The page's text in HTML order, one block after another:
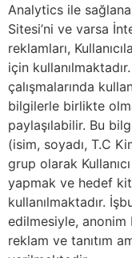
Analytics ile
Sitesi’ni ve varsa
reklamları,
için
çalışmalarında
bilgilerle birlikte
paylaşılabilir. Bu
(isim, soyadı, T.C
grup olarak
yapmak ve hedef
kullanılmaktadır.
edilmesiyle, anonim
reklam ve tanıtım